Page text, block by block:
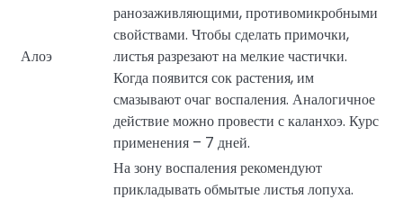
Алоэ
ранозаживляющими, противомикробными
свойствами. Чтобы сделать примочки,
листья разрезают на мелкие частички.
Когда появится сок растения, им
смазывают очаг воспаления. Аналогичное
действие можно провести с каланхоэ. Курс
применения – 7 дней.
На зону воспаления рекомендуют
прикладывать обмытые листья лопуха.